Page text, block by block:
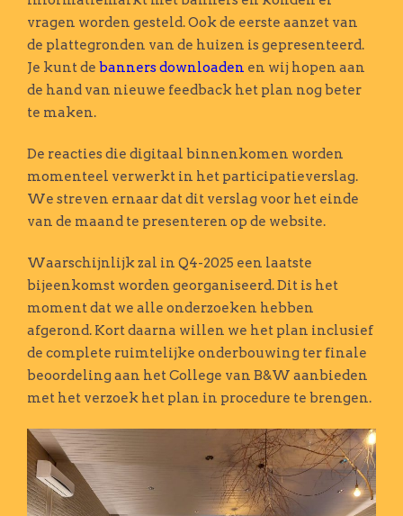
vragen worden gesteld. Ook de eerste aanzet van
de plattegronden van de huizen is gepresenteerd.
Je kunt de banners downloaden en wij hopen aan
de hand van nieuwe feedback het plan nog beter
te maken.
De reacties die digitaal binnenkomen worden
momenteel verwerkt in het participatieverslag.
We streven ernaar dat dit verslag voor het einde
van de maand te presenteren op de website.
Waarschijnlijk zal in Q4-2025 een laatste
bijeenkomst worden georganiseerd. Dit is het
moment dat we alle onderzoeken hebben
afgerond. Kort daarna willen we het plan inclusief
de complete ruimtelijke onderbouwing ter finale
beoordeling aan het College van B&W aanbieden
met het verzoek het plan in procedure te brengen.